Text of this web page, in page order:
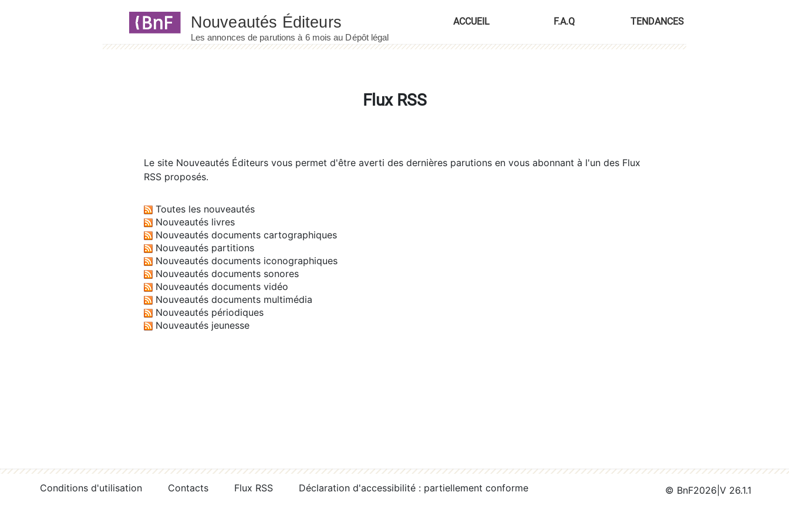
ACCUEIL F.A.Q TENDANCES
Flux RSS
Le site Nouveautés Éditeurs vous permet d'être averti des dernières parutions en vous abonnant à l'un des Flux
RSS proposés.
Toutes les nouveautés
Nouveautés livres
Nouveautés documents cartographiques
Nouveautés partitions
Nouveautés documents iconographiques
Nouveautés documents sonores
Nouveautés documents vidéo
Nouveautés documents multimédia
Nouveautés périodiques
Nouveautés jeunesse
Conditions d'utilisation Contacts Flux RSS Déclaration d'accessibilité : partiellement conforme © BnF2026 V 26.1.1